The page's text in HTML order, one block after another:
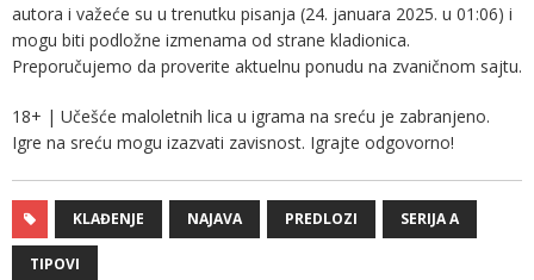
autora i važeće su u trenutku pisanja (24. januara 2025. u 01:06) i
mogu biti podložne izmenama od strane kladionica.
Preporučujemo da proverite aktuelnu ponudu na zvaničnom sajtu.
18+ | Učešće maloletnih lica u igrama na sreću je zabranjeno.
Igre na sreću mogu izazvati zavisnost. Igrajte odgovorno!
KLAĐENJE NAJAVA PREDLOZI SERIJA A
TIPOVI